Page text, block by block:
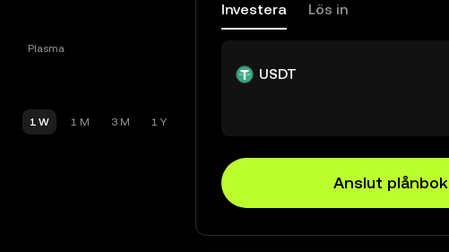
Plasma
1 W 1 M 3 M 1 Y
Investera Lös in
USDT
Anslut plånbok